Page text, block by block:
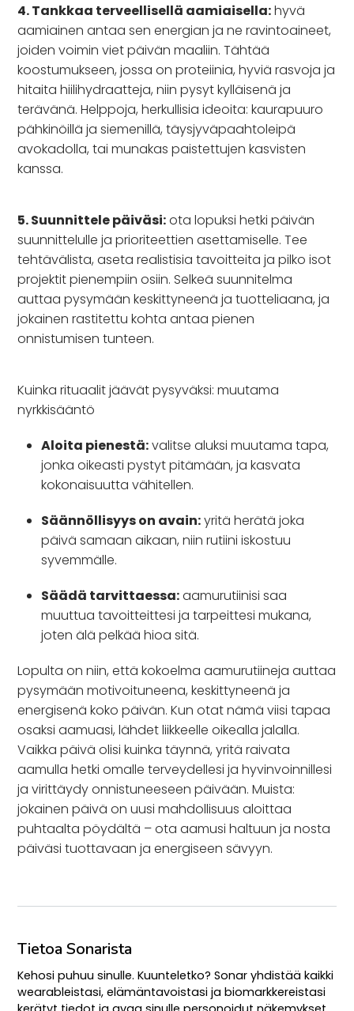
4. Tankkaa terveellisellä aamiaisella:hyvä
aamiainen antaa sen energian ja ne ravintoaineet,
joiden voimin viet päivän maaliin. Tähtää
koostumukseen, jossa on proteiinia, hyviä rasvoja ja
hitaita hiilihydraatteja, niin pysyt kylläisenä ja
terävänä. Helppoja, herkullisia ideoita: kaurapuuro
pähkinöillä ja siemenillä, täysjyväpaahtoleipä
avokadolla, tai munakas paistettujen kasvisten
kanssa.
5. Suunnittele päiväsi:ota lopuksi hetki päivän
suunnittelulle ja prioriteettien asettamiselle. Tee
tehtävälista, aseta realistisia tavoitteita ja pilko isot
projektit pienempiin osiin. Selkeä suunnitelma
auttaa pysymään keskittyneenä ja tuotteliaana, ja
jokainen rastitettu kohta antaa pienen
onnistumisen tunteen.
Kuinka rituaalit jäävät pysyväksi: muutama
nyrkkisääntö
Aloita pienestä:valitse aluksi muutama tapa,
jonka oikeasti pystyt pitämään, ja kasvata
kokonaisuutta vähitellen.
Säännöllisyys on avain:yritä herätä joka
päivä samaan aikaan, niin rutiini iskostuu
syvemmälle.
Säädä tarvittaessa:aamurutiinisi saa
muuttua tavoitteittesi ja tarpeittesi mukana,
joten älä pelkää hioa sitä.
Lopulta on niin, että kokoelma aamurutiineja auttaa
pysymään motivoituneena, keskittyneenä ja
energisenä koko päivän. Kun otat nämä viisi tapaa
osaksi aamuasi, lähdet liikkeelle oikealla jalalla.
Vaikka päivä olisi kuinka täynnä, yritä raivata
aamulla hetki omalle terveydellesi ja hyvinvoinnillesi
ja virittäydy onnistuneeseen päivään. Muista:
jokainen päivä on uusi mahdollisuus aloittaa
puhtaalta pöydältä – ota aamusi haltuun ja nosta
päiväsi tuottavaan ja energiseen sävyyn.
Tietoa Sonarista
Kehosi puhuu sinulle. Kuunteletko? Sonar yhdistää kaikki
wearableistasi, elämäntavoistasi ja biomarkkereistasi